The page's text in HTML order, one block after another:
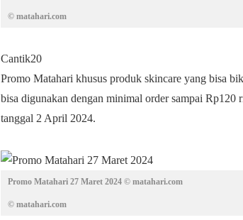
© matahari.com
Cantik20
Promo Matahari khusus produk skincare yang bisa
bisa digunakan dengan minimal order sampai
tanggal 2 April 2024.
Promo Matahari 27 Maret 2024 © matahari.com
© matahari.com